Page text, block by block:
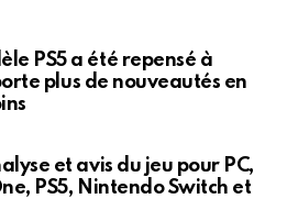
PS5 a été repensé à
plus de nouveautés en
et avis du jeu pour PC,
PS5, Nintendo Switch et